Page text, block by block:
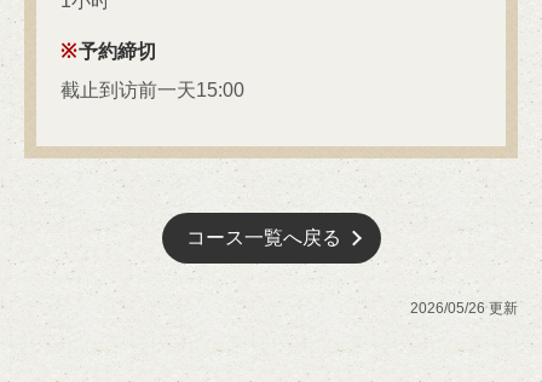
予約締切
截止到访前一天15:00
コース一覧へ戻る
2026/05/26 更新